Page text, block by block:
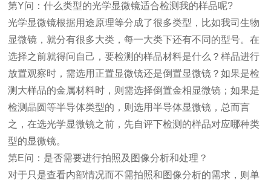
第Y问：什么类型的光学显微镜适合检测我的样品呢?
光学显微镜根据用途原理等分成了很多类型，比如我司生物
显微镜 ，就分有很多大类，每一大类下还有不同的型号。在
选择之前就得问自己，要检测的样品材料是什么？样品进行
放置观察时，需选用正置显微镜还是倒置显微镜 ？如果是检
测大样品的金属材料时，则需选择倒置金相显微镜 ；如果是
检测晶圆等半导体类型的，则选用半导体显微镜，总而言
之，在选光学显微镜之前，先自评下检测的样品对应哪种类
型的显微镜。
第E问：是否需要进行拍照及图像分析和处理？
对于只是查看内部情况而不需拍照和图像分析的需求，则单